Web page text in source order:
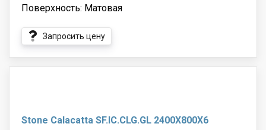
Поверхность: Матовая
Запросить цену
Stone Calacatta SF.IC.CLG.GL 2400X800X6